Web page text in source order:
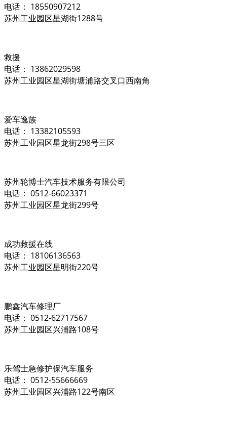
电话： 18550907212
苏州工业园区星湖街1288号
救援
电话： 13862029598
苏州工业园区星湖街塘浦路交叉口西南角
爱车逸族
电话： 13382105593
苏州工业园区星龙街298号三区
苏州轮博士汽车技术服务有限公司
电话： 0512-66023371
苏州工业园区星龙街299号
成功救援在线
电话： 18106136563
苏州工业园区星明街220号
鹏鑫汽车修理厂
电话： 0512-62717567
苏州工业园区兴浦路108号
乐驾士急修护保汽车服务
电话： 0512-55666669
苏州工业园区兴浦路122号南区